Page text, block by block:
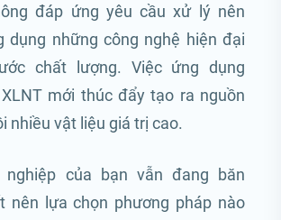
đáp ứng yêu cầu xử lý nên
dụng những công nghệ hiện đại
chất lượng. Việc ứng dụng
mới thúc đẩy tạo ra nguồn
nhiều vật liệu giá trị cao.
nghiệp của bạn vẫn đang băn
nên lựa chọn phương pháp nào